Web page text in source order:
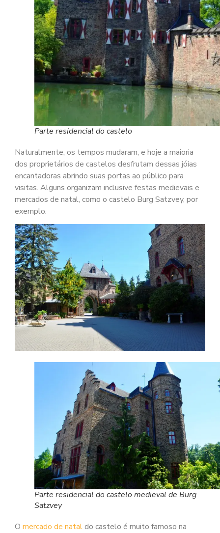
Parte residencial do castelo
Naturalmente, os tempos mudaram, e hoje a maioria
dos proprietários de castelos desfrutam dessas jóias
encantadoras abrindo suas portas ao público para
visitas. Alguns organizam inclusive festas medievais e
mercados de natal, como o castelo Burg Satzvey, por
exemplo.
Parte residencial do castelo medieval de Burg
Satzvey
O mercado de nataldo castelo é muito famoso na